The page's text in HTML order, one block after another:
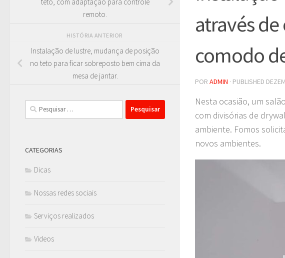
através
comodo
POR ADMIN · PUBLISHED
Nesta ocasião, um
com divisórias de
ambiente. Fomos
novos ambientes.
teto, com adaptação para controle
remoto.
HISTÓRIA ANTERIOR
Instalação de lustre, mudança de posição
no teto para ficar sobreposto bem cima da
mesa de jantar.
Pesquisar
por:
CATEGORIAS
Dicas
Nossas redes sociais
Serviços realizados
Videos